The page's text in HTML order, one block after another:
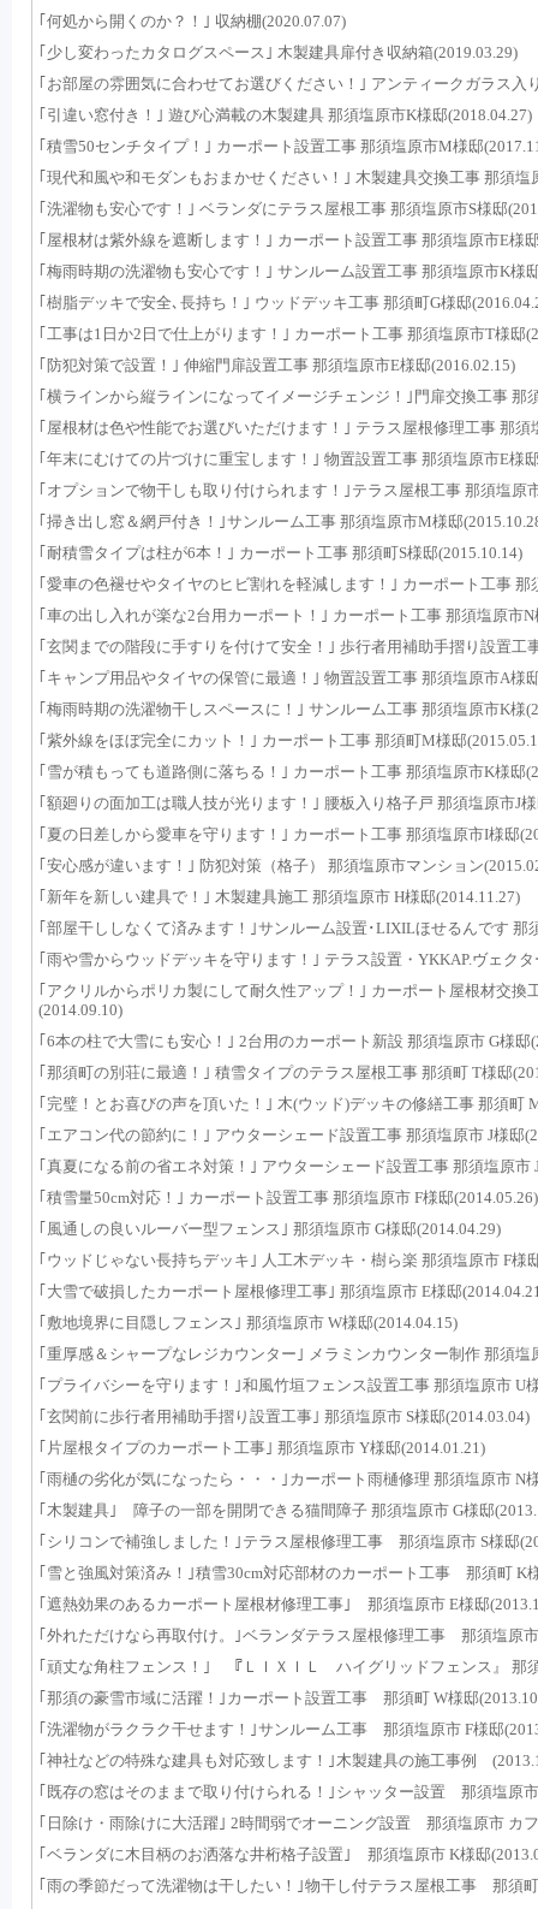
｢何処から開くのか？！｣ 収納棚(2020.07.07)
｢少し変わったカタログスペース｣ 木製建具扉付き収納箱(2019.03.29)
｢お部屋の雰囲気に合わせてお選びください！｣ アンティークガラス入
｢引違い窓付き！｣ 遊び心満載の木製建具 那須塩原市K様邸(2018.04.27)
｢積雪50センチタイプ！｣ カーポート設置工事 那須塩原市M様邸
｢現代和風や和モダンもおまかせください！｣ 木製建具交換工事 那須塩
｢洗濯物も安心です！｣ ベランダにテラス屋根工事 那須塩原市S様邸
｢屋根材は紫外線を遮断します！｣ カーポート設置工事 那須塩原市E様
｢梅雨時期の洗濯物も安心です！｣ サンルーム設置工事 那須塩原市K様
｢樹脂デッキで安全､長持ち！｣ ウッドデッキ工事 那須町G様邸
｢工事は1日か2日で仕上がります！｣ カーポート工事 那須塩原市T様邸
｢防犯対策で設置！｣ 伸縮門扉設置工事 那須塩原市E様邸(2016.02.15)
｢横ラインから縦ラインになってイメージチェンジ！｣門扉交換工事 那
｢屋根材は色や性能でお選びいただけます！｣ テラス屋根修理工事 那須
｢年末にむけての片づけに重宝します！｣ 物置設置工事 那須塩原市E様
｢オプションで物干しも取り付けられます！｣テラス屋根工事 那須塩原
｢掃き出し窓＆網戸付き！｣サンルーム工事 那須塩原市M様邸
｢耐積雪タイプは柱が6本！｣ カーポート工事 那須町S様邸(2015.10.14)
｢愛車の色褪せやタイヤのヒビ割れを軽減します！｣ カーポート工事 那
｢車の出し入れが楽な2台用カーポート！｣ カーポート工事 那須塩原市N
｢玄関までの階段に手すりを付けて安全！｣ 歩行者用補助手摺り設置工
｢キャンプ用品やタイヤの保管に最適！｣ 物置設置工事 那須塩原市A様
｢梅雨時期の洗濯物干しスペースに！｣ サンルーム工事 那須塩原市K様
｢紫外線をほぼ完全にカット！｣ カーポート工事 那須町M様邸
｢雪が積もっても道路側に落ちる！｣ カーポート工事 那須塩原市K様邸
｢額廻りの面加工は職人技が光ります！｣ 腰板入り格子戸 那須塩原市J
｢夏の日差しから愛車を守ります！｣ カーポート工事 那須塩原市I様邸
｢安心感が違います！｣ 防犯対策（格子） 那須塩原市マンション
｢新年を新しい建具で！｣ 木製建具施工 那須塩原市 H様邸(2014.11.27)
｢部屋干ししなくて済みます！｣サンルーム設置･LIXILほせるんです 那
｢雨や雪からウッドデッキを守ります！｣ テラス設置・YKKAP.ヴェク
｢アクリルからポリカ製にして耐久性アップ！｣ カーポート屋根材交換
(2014.09.10)
｢6本の柱で大雪にも安心！｣ 2台用のカーポート新設 那須塩原市 G様邸
｢那須町の別荘に最適！｣ 積雪タイプのテラス屋根工事 那須町 T様邸
｢完璧！とお喜びの声を頂いた！｣ 木(ウッド)デッキの修繕工事 那須町
｢エアコン代の節約に！｣ アウターシェード設置工事 那須塩原市 J様邸
｢真夏になる前の省エネ対策！｣ アウターシェード設置工事 那須塩原市
｢積雪量50cm対応！｣ カーポート設置工事 那須塩原市 F様邸(2014.05.26)
｢風通しの良いルーバー型フェンス｣ 那須塩原市 G様邸(2014.04.29)
｢ウッドじゃない長持ちデッキ｣ 人工木デッキ・樹ら楽 那須塩原市 F様
｢大雪で破損したカーポート屋根修理工事｣ 那須塩原市 E様邸
｢敷地境界に目隠しフェンス｣ 那須塩原市 W様邸(2014.04.15)
｢重厚感＆シャープなレジカウンター｣ メラミンカウンター制作 那須塩
｢プライバシーを守ります！｣和風竹垣フェンス設置工事 那須塩原市 U
｢玄関前に歩行者用補助手摺り設置工事｣ 那須塩原市 S様邸(2014.03.04)
｢片屋根タイプのカーポート工事｣ 那須塩原市 Y様邸(2014.01.21)
｢雨樋の劣化が気になったら・・・｣カーポート雨樋修理 那須塩原市 N
｢木製建具｣ 障子の一部を開閉できる猫間障子 那須塩原市 G様邸
｢シリコンで補強しました！｣テラス屋根修理工事 那須塩原市 S様邸
｢雪と強風対策済み！｣積雪30cm対応部材のカーポート工事 那須町 K
｢遮熱効果のあるカーポート屋根材修理工事｣ 那須塩原市 E様邸
｢外れただけなら再取付け。｣ベランダテラス屋根修理工事 那須塩原
｢頑丈な角柱フェンス！｣ 『ＬＩＸＩＬ ハイグリッドフェンス』 那
｢那須の豪雪市域に活躍！｣カーポート設置工事 那須町 W様邸
｢洗濯物がラクラク干せます！｣サンルーム工事 那須塩原市 F様邸
｢神社などの特殊な建具も対応致します！｣木製建具の施工事例
｢既存の窓はそのままで取り付けられる！｣シャッター設置 那須塩原
｢日除け・雨除けに大活躍｣ 2時間弱でオーニング設置 那須塩原市 カ
｢ベランダに木目柄のお洒落な井桁格子設置｣ 那須塩原市 K様邸
｢雨の季節だって洗濯物は干したい！｣物干し付テラス屋根工事 那須町